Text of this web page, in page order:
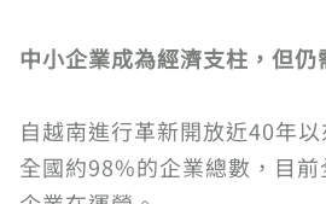
中小企業成為經濟支柱，但仍
自越南進行革新開放近40年
全國約98%的企業總數，目